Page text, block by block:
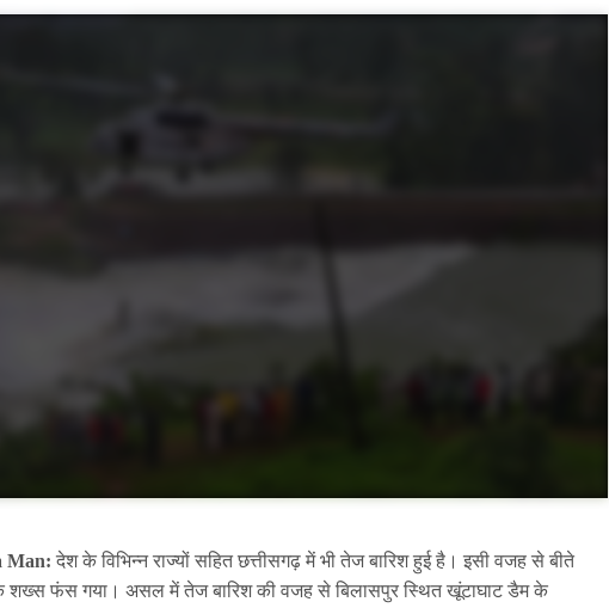
Man:देश के विभिन्न राज्यों सहित छत्तीसगढ़ में भी तेज बारिश हुई है। इसी वजह से बीते
शख्स फंस गया। असल में तेज बारिश की वजह से बिलासपुर स्थित खूंटाघाट डैम के